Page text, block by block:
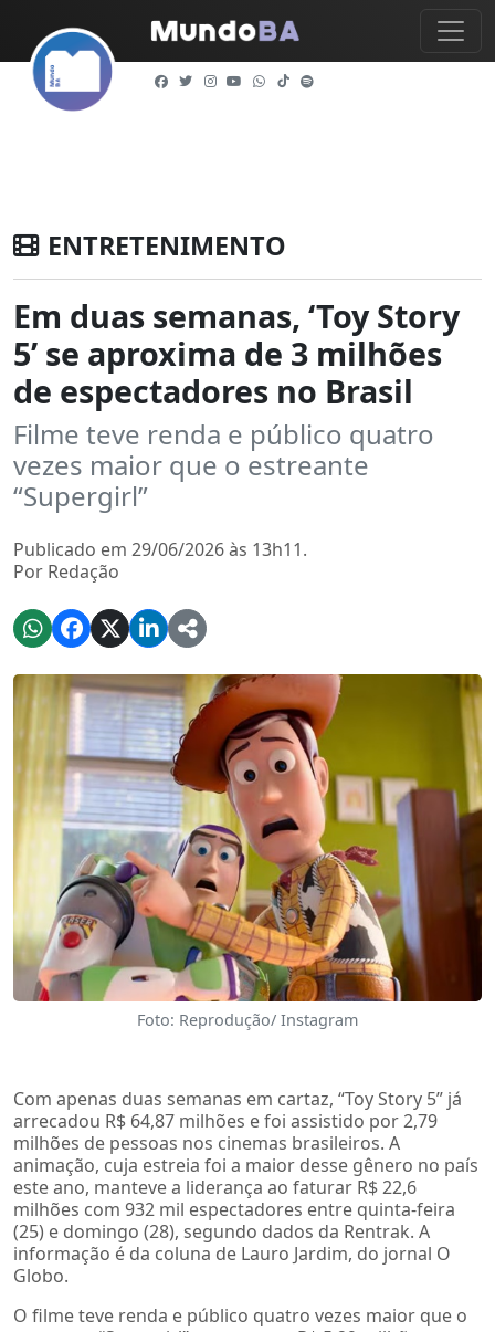
ENTRETENIMENTO
Em duas semanas, ‘Toy Story
5’ se aproxima de 3 milhões
de espectadores no Brasil
Filme teve renda e público quatro
vezes maior que o estreante
“Supergirl”
Publicado em 29/06/2026 às 13h11.
Por Redação
Foto: Reprodução/ Instagram
Com apenas duas semanas em cartaz, “Toy Story 5” já
arrecadou R$ 64,87 milhões e foi assistido por 2,79
milhões de pessoas nos cinemas brasileiros. A
animação, cuja estreia foi a maior desse gênero no país
este ano, manteve a liderança ao faturar R$ 22,6
milhões com 932 mil espectadores entre quinta-feira
(25) e domingo (28), segundo dados da Rentrak. A
informação é da coluna de Lauro Jardim, do jornal O
Globo.
O filme teve renda e público quatro vezes maior que o